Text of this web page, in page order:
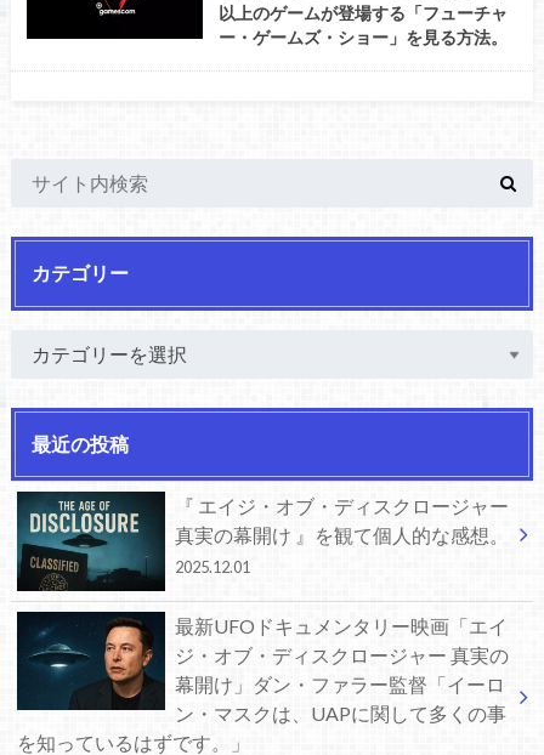
以上のゲームが登場する「フューチャ
ー・ゲームズ・ショー」を見る方法。
カテゴリー
最近の投稿
『 エイジ・オブ・ディスクロージャー
真実の幕開け 』を観て個人的な感想。
2025.12.01
最新UFOドキュメンタリー映画「エイ
ジ・オブ・ディスクロージャー 真実の
幕開け」ダン・ファラー監督「イーロ
ン・マスクは、UAPに関して多くの事
を知っているはずです。」